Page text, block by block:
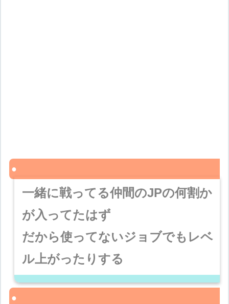
一緒に戦ってる仲間のJPの何割か
が入ってたはず
だから使ってないジョブでもレベ
ル上がったりする